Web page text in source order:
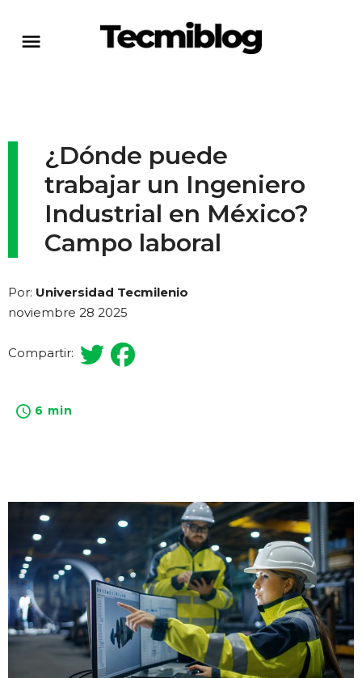
¿Dónde puede
trabajar un Ingeniero
Industrial en México?
Campo laboral
Por: Universidad Tecmilenio
noviembre 28 2025
Compartir:
6 min